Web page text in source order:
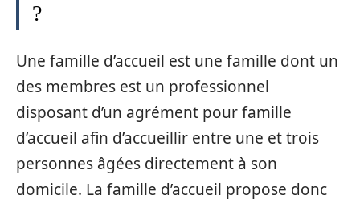
?
Une famille d’accueil est une famille dont un
des membres est un professionnel
disposant d’un agrément pour famille
d’accueil afin d’accueillir entre une et trois
personnes âgées directement à son
domicile. La famille d’accueil propose donc